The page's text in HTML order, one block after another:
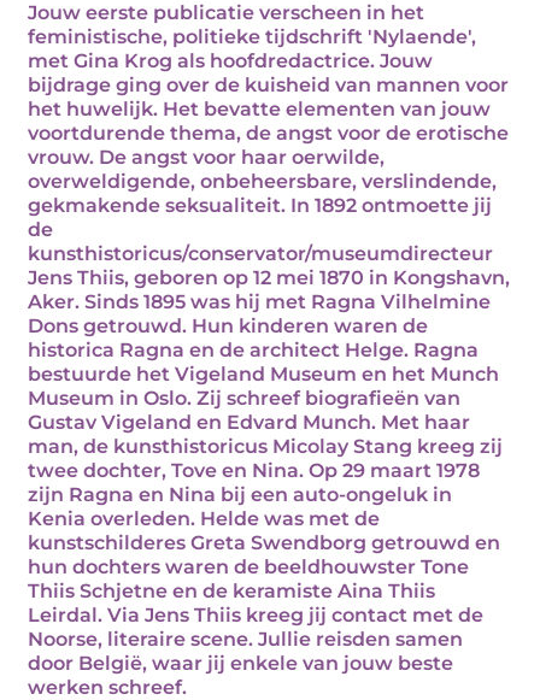
Jouw eerste publicatie verscheen in het
feministische, politieke tijdschrift 'Nylaende',
met Gina Krog als hoofdredactrice. Jouw
bijdrage ging over de kuisheid van mannen voor
het huwelijk. Het bevatte elementen van jouw
voortdurende thema, de angst voor de erotische
vrouw. De angst voor haar oerwilde,
overweldigende, onbeheersbare, verslindende,
gekmakende seksualiteit. In 1892 ontmoette jij
de
kunsthistoricus/conservator/museumdirecteur
Jens Thiis, geboren op 12 mei 1870 in Kongshavn,
Aker. Sinds 1895 was hij met Ragna Vilhelmine
Dons getrouwd. Hun kinderen waren de
historica Ragna en de architect Helge. Ragna
bestuurde het Vigeland Museum en het Munch
Museum in Oslo. Zij schreef biografieën van
Gustav Vigeland en Edvard Munch. Met haar
man, de kunsthistoricus Micolay Stang kreeg zij
twee dochter, Tove en Nina. Op 29 maart 1978
zijn Ragna en Nina bij een auto-ongeluk in
Kenia overleden. Helde was met de
kunstschilderes Greta Swendborg getrouwd en
hun dochters waren de beeldhouwster Tone
Thiis Schjetne en de keramiste Aina Thiis
Leirdal. Via Jens Thiis kreeg jij contact met de
Noorse, literaire scene. Jullie reisden samen
door België, waar jij enkele van jouw beste
werken schreef.